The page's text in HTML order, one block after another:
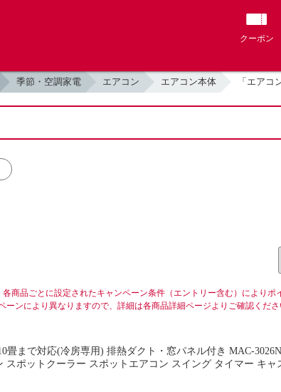
クーポン
季節・空調家電 エアコン エアコン本体 「エアコ
商品ごとに設定されたキャンペーン条件（エントリー含む）によりポ
ンにより異なりますので、詳細は各商品詳細ページよりご確認くださ
トクーラー スポットエアコン スイング タイマー キャスター付き ナカト